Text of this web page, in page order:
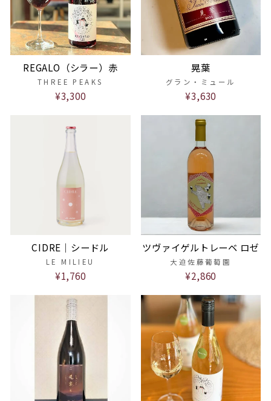
REGALO（シラー）赤
THREE PEAKS
¥3,300
晃葉
グラン・ミュール
¥3,630
CIDRE｜シードル
LE MILIEU
¥1,760
ツヴァイゲルトレーベ ロゼ
大迫佐藤葡萄園
¥2,860